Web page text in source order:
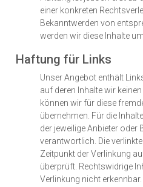
einer konkreten
Bekanntwerden von
werden wir diese Inhalte
Haftung für Links
Unser Angebot enthält
auf deren Inhalte wir
können wir für diese
übernehmen. Für die
der jeweilige Anbieter oder
verantwortlich. Die
Zeitpunkt der Verlinkung
überprüft. Rechtswidrige
Verlinkung nicht erkennbar.